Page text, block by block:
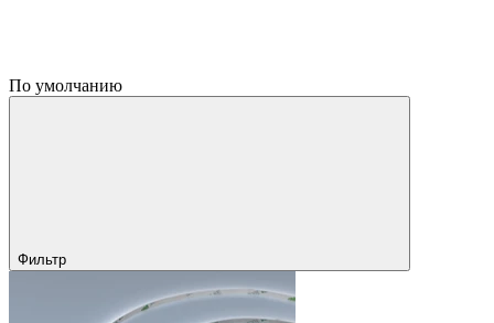
По умолчанию
Фильтр